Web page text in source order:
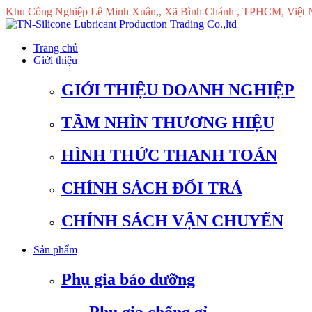
Khu Công Nghiệp Lê Minh Xuân,, Xã Bình Chánh , TPHCM, Việt
Trang chủ
Giới thiệu
GIỚI THIỆU DOANH NGHIỆP
TẦM NHÌN THƯƠNG HIỆU
HÌNH THỨC THANH TOÁN
CHÍNH SÁCH ĐỔI TRẢ
CHÍNH SÁCH VẬN CHUYỂN
Sản phẩm
Phụ gia bảo dưỡng